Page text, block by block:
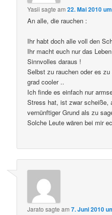
Yasii sagte am22. Mai 2010
An alle, die rauchen :
Ihr habt doch alle voll den
Ihr macht euch nur das
Sinnvolles daraus !
Selbst zu rauchen oder es
grad cooler ..
Ich finde es einfach nur
Stress hat, ist zwar scheiße,
vernünftiger Grund als zu
Solche Leute wären bei mir
Jarato sagte am7. Juni 2010